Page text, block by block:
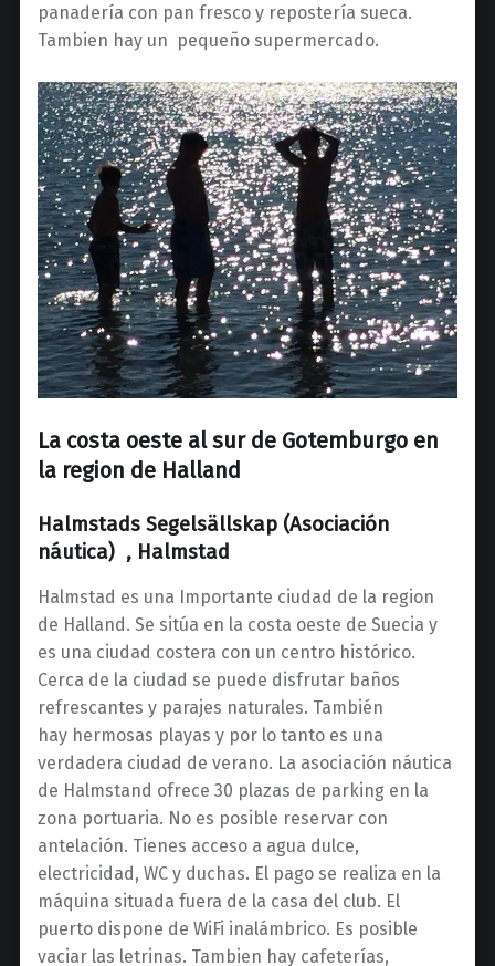
panadería con pan fresco y repostería sueca.
Tambien hay un pequeño supermercado.
La costa oeste al sur de Gotemburgo en
la region de Halland
Halmstads Segelsällskap (Asociación
náutica) , Halmstad
Halmstad es una Importante ciudad de la region
de Halland. Se sitúa en la costa oeste de Suecia y
es una ciudad costera con un centro histórico.
Cerca de la ciudad se puede disfrutar baños
refrescantes y parajes naturales. También
hay hermosas playas y por lo tanto es una
verdadera ciudad de verano. La asociación náutica
de Halmstand ofrece 30 plazas de parking en la
zona portuaria. No es posible reservar con
antelación. Tienes acceso a agua dulce,
electricidad, WC y duchas. El pago se realiza en la
máquina situada fuera de la casa del club. El
puerto dispone de WiFi inalámbrico. Es posible
vaciar las letrinas. Tambien hay cafeterías,